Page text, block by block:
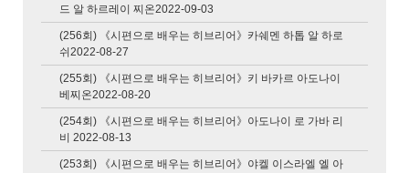
드 알 하르레이 찌온2022-09-03
(256회) 《시편으로 배우는 히브리어》카쉐멘 하톱 알 하로
쉬2022-08-27
(255회) 《시편으로 배우는 히브리어》키 바카르 아도나이
베찌온2022-08-20
(254회) 《시편으로 배우는 히브리어》아도나이 로 가바 리
비 2022-08-13
(253회) 《시편으로 배우는 히브리어》야켈 이스라엘 엘 아
2026-08-03 (Mon)
2026-08-02 (Sun)
2026-08-01 (Sat)
2026-07-31 (Fri)